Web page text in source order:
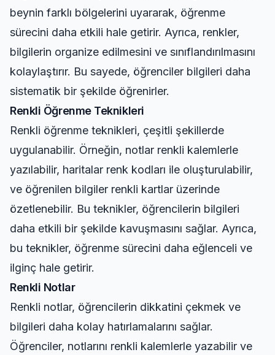
beynin farklı bölgelerini uyararak, öğrenme
sürecini daha etkili hale getirir. Ayrıca, renkler,
bilgilerin organize edilmesini ve sınıflandırılmasını
kolaylaştırır. Bu sayede, öğrenciler bilgileri daha
sistematik bir şekilde öğrenirler.
Renkli Öğrenme Teknikleri
Renkli öğrenme teknikleri, çeşitli şekillerde
uygulanabilir. Örneğin, notlar renkli kalemlerle
yazılabilir, haritalar renk kodları ile oluşturulabilir,
ve öğrenilen bilgiler renkli kartlar üzerinde
özetlenebilir. Bu teknikler, öğrencilerin bilgileri
daha etkili bir şekilde kavuşmasını sağlar. Ayrıca,
bu teknikler, öğrenme sürecini daha eğlenceli ve
ilginç hale getirir.
Renkli Notlar
Renkli notlar, öğrencilerin dikkatini çekmek ve
bilgileri daha kolay hatırlamalarını sağlar.
Öğrenciler, notlarını renkli kalemlerle yazabilir ve